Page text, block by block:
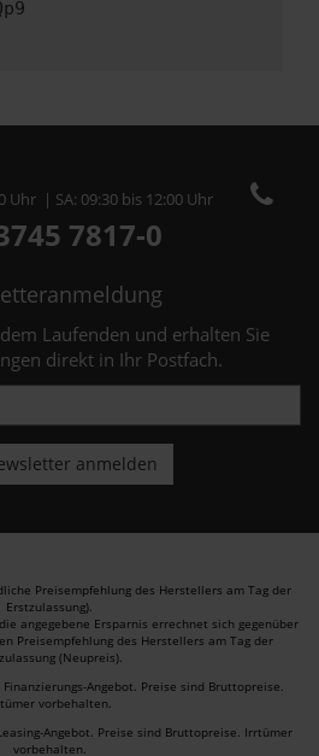
Uhr | SA: 09:30 bis 12:00 Uhr
7817-0
Laufenden und erhalten Sie
direkt in Ihr Postfach.
Preisempfehlung des Herstellers am Tag der
Erstzulassung).
angegebene Ersparnis errechnet sich gegenüber
Preisempfehlung des Herstellers am Tag der
(Neupreis).
Angebot. Preise sind Bruttopreise.
vorbehalten.
Angebot. Preise sind Bruttopreise. Irrtümer
vorbehalten.